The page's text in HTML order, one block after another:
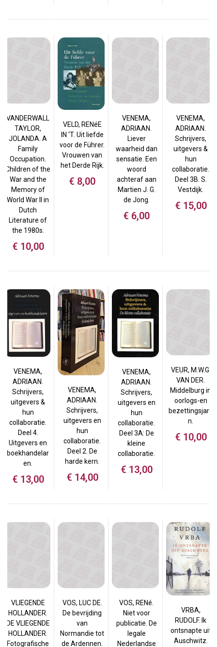
VANDERWALL
TAYLOR,
JOLANDA. A
Family
Occupation.
Children of the
War and the
Memory of
World War II in
Dutch
Literature of
the 1980s.
€ 10,00
VELD, RENéE
IN ‘T. Uit liefde
voor de Führer.
Vrouwen van
het Derde Rijk.
€ 8,00
VENEMA,
ADRIAAN.
Liever
waarheid dan
sensatie. Een
woord
achteraf aan
Martien J. G.
de Jong.
€ 6,00
VENEMA,
ADRIAAN.
Schrijvers,
uitgevers &
hun
collaboratie.
Deel 3B. S.
Vestdijk.
€ 15,00
VENEMA,
ADRIAAN.
Schrijvers,
uitgevers &
hun
collaboratie.
Deel 4.
Uitgevers en
boekhandelar
en.
€ 13,00
VENEMA,
ADRIAAN.
Schrijvers,
uitgevers en
hun
collaboratie.
Deel 2. De
harde kern.
€ 14,00
VENEMA,
ADRIAAN.
Schrijvers,
uitgevers en
hun
collaboratie.
Deel 3A: De
kleine
collaboratie.
€ 13,00
VEUR, M.W.G.
VAN DER.
Middelburg in
oorlogs-en
bezettingsjare
n.
€ 10,00
VLIEGENDE
HOLLANDER.
DE VLIEGENDE
HOLLANDER.
Fotografische
VOS, LUC DE.
De bevrijding
van
Normandie tot
de Ardennen.
VOS, RENé.
Niet voor
publicatie. De
legale
Nederlandse
VRBA,
RUDOLF. Ik
ontsnapte uit
Auschwitz.